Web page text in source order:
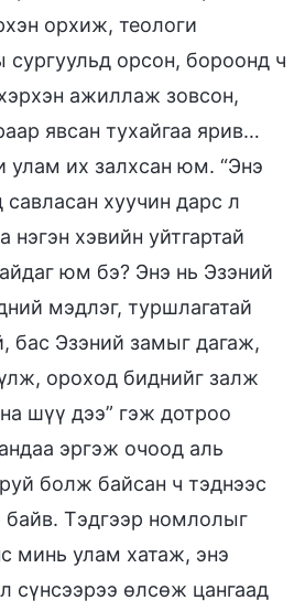
орхиж, теологи
орсон, бороонд ч
ажиллаж зовсон,
явсан тухайгаа ярив…
улам их залхсан юм. “Энэ
хуучин дарс л
нэгэн хэвийн уйтгартай
юм бэ? Энэ нь Эзэний
мэдлэг, туршлагатай
бас Эзэний замыг дагаж,
ороход биднийг залж
шүү дээ” гэж дотроо
эргэж очоод аль
болж байсан ч тэднээс
Тэдгээр номлолыг
минь улам хатаж, энэ
сүнсээрээ өлсөж цангаад